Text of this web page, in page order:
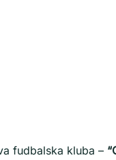
fudbalska kluba –